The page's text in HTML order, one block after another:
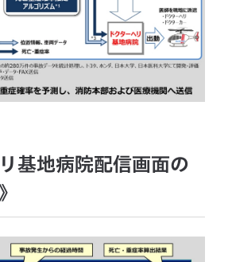
基地病院配信画面の